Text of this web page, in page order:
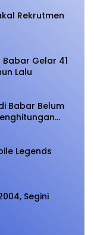
Rekrutmen
Gelar 41
Lalu
Babar Belum
Legends
Segini